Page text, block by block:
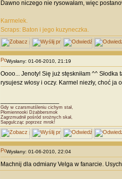
Dawno niczego nie rysowałam, więc
Karmelek.
Scraps: Baton i jego kuzyneczka.
Wysłany: 01-06-2010, 21:19
Oooo... Jenoty! Się już stęskniłam ^^
rysujesz włosy i oczy. Karmel niezły, choć
Gdy w czarsmutśleniu cichym stał,
Płomiennooki Dżabbersmok
Zagrzmudnił pośród srożnych skał,
Sapgulcząc poprzez mrok!
Wysłany: 01-06-2010, 22:04
Machnij dla odmiany Velga w fanarcie.